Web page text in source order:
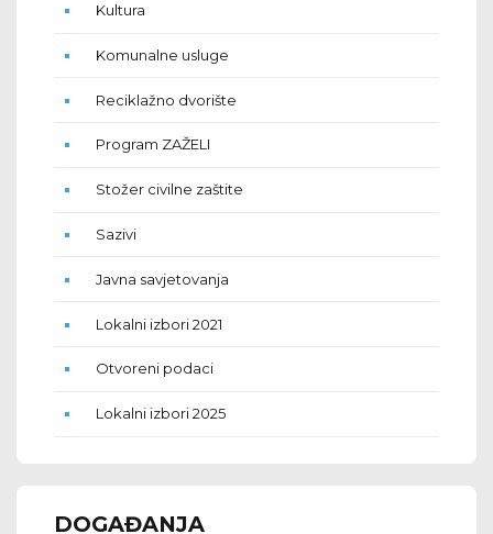
Kultura
Komunalne usluge
Reciklažno dvorište
Program ZAŽELI
Stožer civilne zaštite
Sazivi
Javna savjetovanja
Lokalni izbori 2021
Otvoreni podaci
Lokalni izbori 2025
DOGAĐANJA